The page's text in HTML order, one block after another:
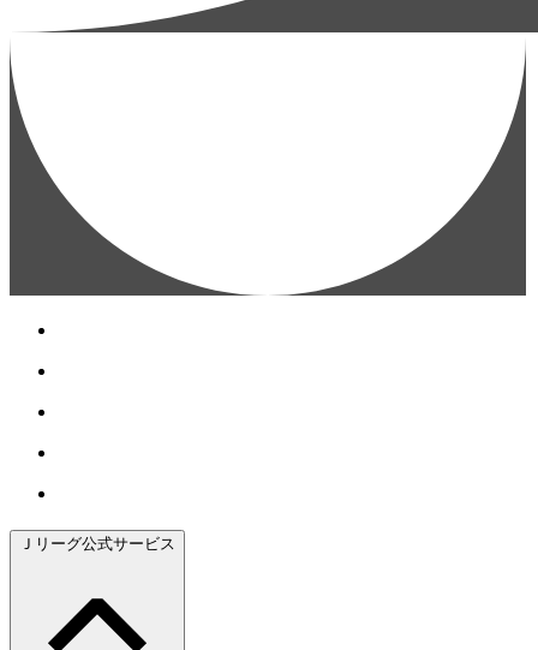
Ｊリーグ公式サービス